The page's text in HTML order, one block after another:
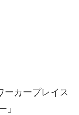
ーカープレイス
」